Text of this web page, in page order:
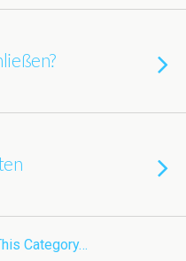
Category…